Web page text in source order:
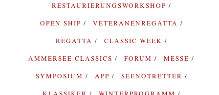
RESTAURIERUNGSWORKSHOP
OPEN SHIP
VETERANENREGATTA
REGATTA
CLASSIC WEEK
AMMERSEE CLASSICS
FORUM
MESSE
SYMPOSIUM
APP
SEENOTRETTER